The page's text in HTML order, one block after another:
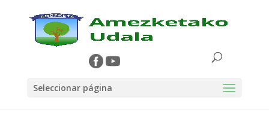
Seleccionar página